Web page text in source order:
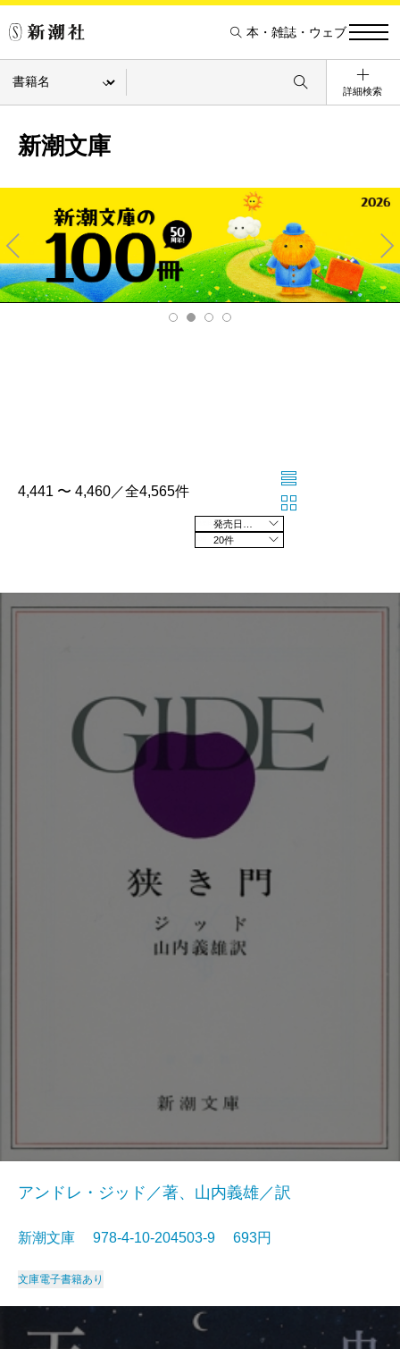
本・雑誌・ウェブ
詳細検索
新潮文庫
Pre
v
Ne
xt
4,441 〜 4,460／全4,565件
20件
アンドレ・ジッド／著、山内義雄／訳
新潮文庫 978-4-10-204503-9 693円
文庫電子書籍あり